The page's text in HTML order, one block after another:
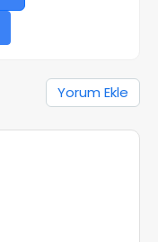
Yorum Ekle